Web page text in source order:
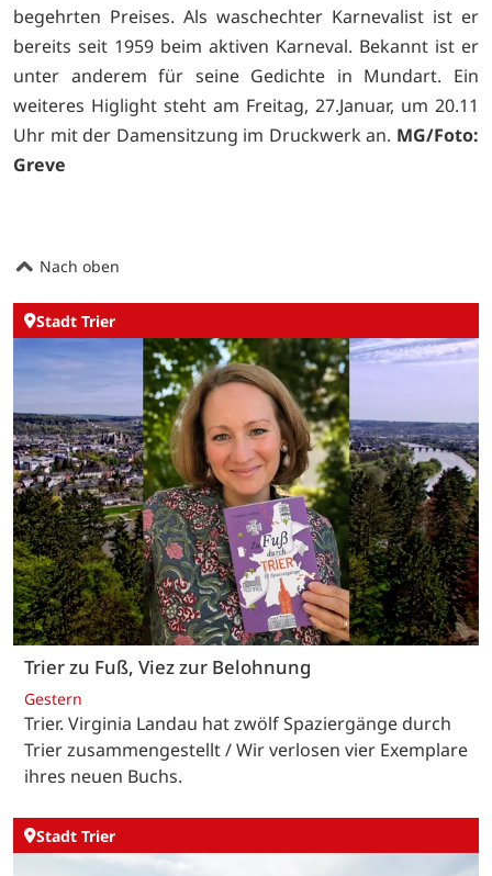
begehrten Preises. Als waschechter Karnevalist ist er
bereits seit 1959 beim aktiven Karneval. Bekannt ist er
unter anderem für seine Gedichte in Mundart. Ein
weiteres Higlight steht am Freitag, 27.Januar, um 20.11
Uhr mit der Damensitzung im Druckwerk an. MG/Foto:
Greve
Nach oben
Stadt Trier
Trier zu Fuß, Viez zur Belohnung
Gestern
Trier. Virginia Landau hat zwölf Spaziergänge durch
Trier zusammengestellt / Wir verlosen vier Exemplare
ihres neuen Buchs.
Stadt Trier